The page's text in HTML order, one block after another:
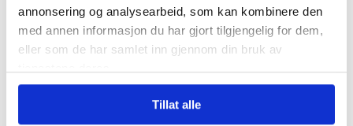
annonsering og analysearbeid, som kan kombinere den
med annen informasjon du har gjort tilgjengelig for dem,
eller som de har samlet inn gjennom din bruk av
Tillat alle
basics».
Må tenke helhetlig
Det samme sier Darlene Lombos. Hun er